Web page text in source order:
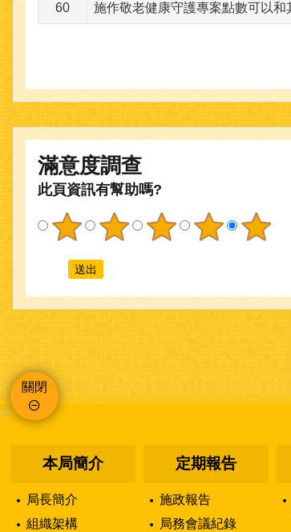
60 施作敬老健康守護專案點數可以和
滿意度調查
此頁資訊有幫助嗎?
關閉
:::
本局簡介
局長簡介
組織架構
定期報告
施政報告
局務會議紀錄